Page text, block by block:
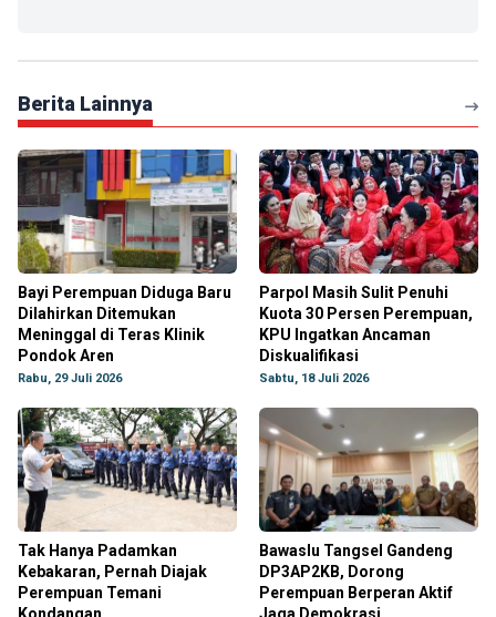
Berita Lainnya
Bayi Perempuan Diduga Baru
Dilahirkan Ditemukan
Meninggal di Teras Klinik
Pondok Aren
Rabu, 29 Juli 2026
Parpol Masih Sulit Penuhi
Kuota 30 Persen Perempuan,
KPU Ingatkan Ancaman
Diskualifikasi
Sabtu, 18 Juli 2026
Tak Hanya Padamkan
Kebakaran, Pernah Diajak
Perempuan Temani
Bawaslu Tangsel Gandeng
DP3AP2KB, Dorong
Perempuan Berperan Aktif